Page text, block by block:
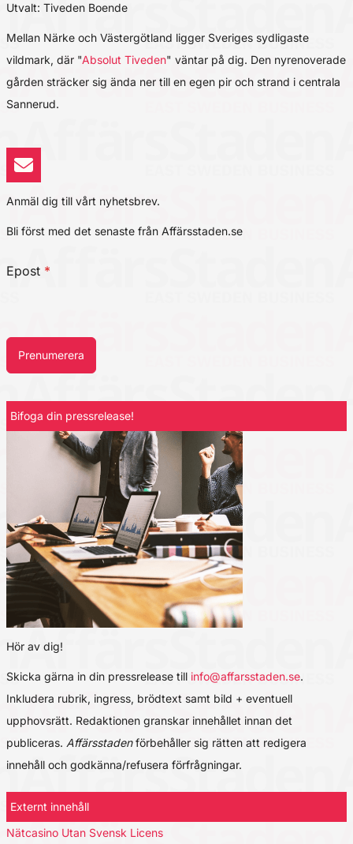
Utvalt: Tiveden Boende
Mellan Närke och Västergötland ligger Sveriges sydligaste
vildmark, där "Absolut Tiveden" väntar på dig. Den nyrenoverade
gården sträcker sig ända ner till en egen pir och strand i centrala
Sannerud.
Anmäl dig till vårt nyhetsbrev.
Bli först med det senaste från Affärsstaden.se
Epost *
Prenumerera
Bifoga din pressrelease!
Hör av dig!
Skicka gärna in din pressrelease till info@affarsstaden.se.
Inkludera rubrik, ingress, brödtext samt bild + eventuell
upphovsrätt. Redaktionen granskar innehållet innan det
publiceras. Affärsstadenförbehåller sig rätten att redigera
innehåll och godkänna/refusera förfrågningar.
Externt innehåll
Nätcasino Utan Svensk Licens